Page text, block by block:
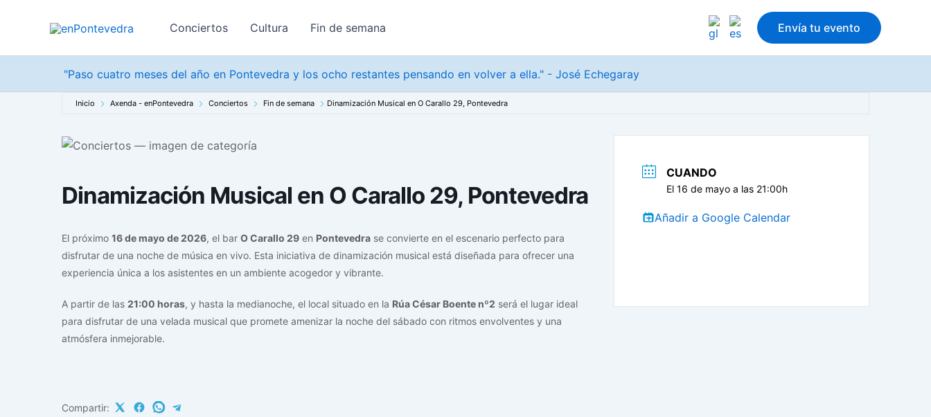
Conciertos Cultura Fin de semana Envía tu evento
"Paso cuatro meses del año en Pontevedra y los ocho restantes pensando en volver a ella." - José Echegaray
Inicio Axenda - enPontevedra Conciertos Fin de semana Dinamización Musical en O Carallo 29, Pontevedra
Dinamización Musical en O Carallo 29, Pontevedra
El próximo 16 de mayo de 2026, el bar O Carallo 29 en Pontevedra se convierte en el escenario perfecto para
disfrutar de una noche de música en vivo. Esta iniciativa de dinamización musical está diseñada para ofrecer una
experiencia única a los asistentes en un ambiente acogedor y vibrante.
A partir de las 21:00 horas, y hasta la medianoche, el local situado en la Rúa César Boente nº2 será el lugar ideal
para disfrutar de una velada musical que promete amenizar la noche del sábado con ritmos envolventes y una
atmósfera inmejorable.
Compartir:
CUANDO
El 16 de mayo a las 21:00h
Añadir a Google Calendar